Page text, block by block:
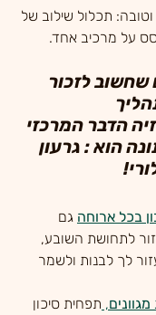
וטובה: תכלול שילוב של
על מרכיב אחד.
שחשוב לזכור
הדבר המרכזי
הוא : גרעון
בכל ארוחה גם
לתחושת השובע,
לך לבנות ולשמר
, תפחית סיכון